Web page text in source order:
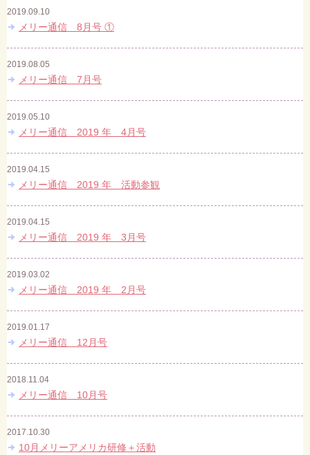
2019.09.10
メリー通信 8月号 ①
2019.08.05
メリー通信 7月号
2019.05.10
メリー通信 2019 年 4月号
2019.04.15
メリー通信 2019 年 活動参観
2019.04.15
メリー通信 2019 年 3月号
2019.03.02
メリー通信 2019 年 2月号
2019.01.17
メリー通信 12月号
2018.11.04
メリー通信 10月号
2017.10.30
10月メリーアメリカ研修＋活動